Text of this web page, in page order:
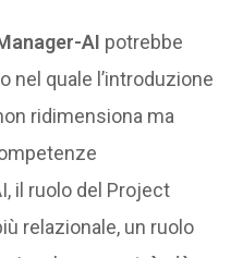
AI potrebbe
nel quale l’introduzione
ridimensiona ma
il ruolo del Project
relazionale, un ruolo